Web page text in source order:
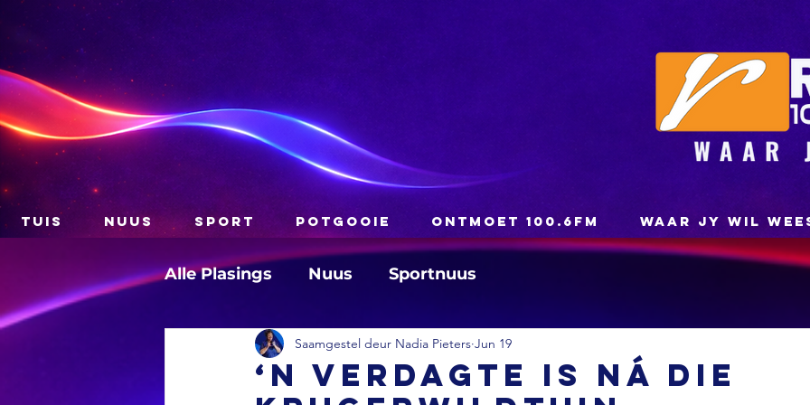
TUIS NUUS SPORT POTGOOIE ONTMOET 100.6FM WAAR JY WIL
Alle Plasings Nuus Sportnuus
‘n Verdagte is ná die
Saamgestel deur Nadia Pieters Jun 19